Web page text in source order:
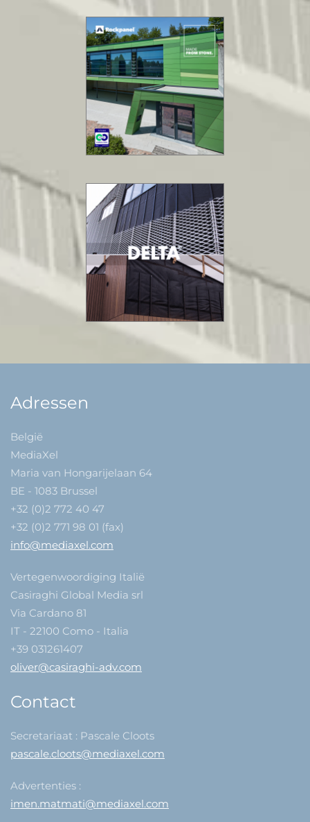
Adressen
België
MediaXel
Maria van Hongarijelaan 64
BE - 1083 Brussel
+32 (0)2 772 40 47
+32 (0)2 771 98 01 (fax)
info@mediaxel.com
Vertegenwoordiging Italië
Casiraghi Global Media srl
Via Cardano 81
IT - 22100 Como - Italia
+39 031261407
oliver@casiraghi-adv.com
Contact
Secretariaat : Pascale Cloots
pascale.cloots@mediaxel.com
Advertenties :
imen.matmati@mediaxel.com